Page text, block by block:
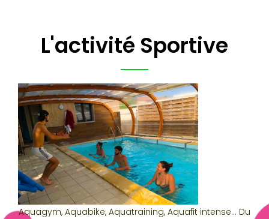
L'activité Sportive
Aquagym, Aquabike, Aquatraining, Aquafit intense… Du